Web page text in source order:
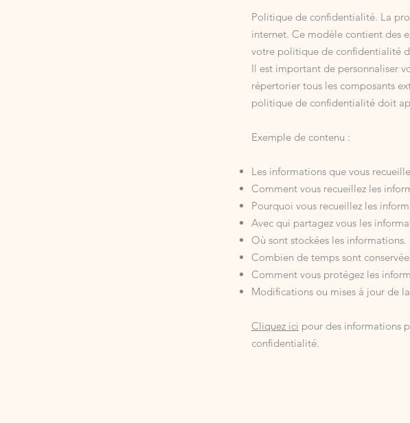
Politique de confidentialité. La
internet. Ce modèle contient des
votre politique de confidentialité
Il est important de personnaliser
répertorier tous les composants
politique de confidentialité doit
Exemple de contenu :
Les informations que vous
Comment vous recueillez les
Pourquoi vous recueillez les
Avec qui partagez vous les
Où sont stockées les informations.
Combien de temps sont
Comment vous protégez les
Modifications ou mises à jour de
Cliquez ici pour des informations
confidentialité.